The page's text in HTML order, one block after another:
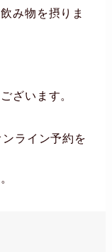
み物を摂りま
ざいます。
ライン予約を